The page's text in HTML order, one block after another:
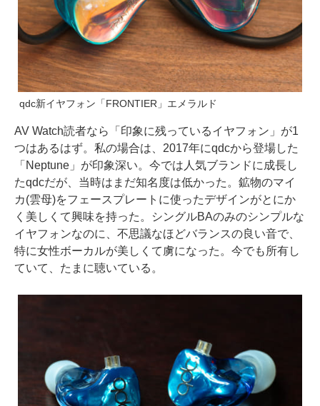
qdc新イヤフォン「FRONTIER」エメラルド
AV Watch読者なら「印象に残っているイヤフォン」が1
つはあるはず。私の場合は、2017年にqdcから登場した
「Neptune」が印象深い。今では人気ブランドに成長し
たqdcだが、当時はまだ知名度は低かった。鉱物のマイ
カ(雲母)をフェースプレートに使ったデザインがとにか
く美しくて興味を持った。シングルBAのみのシンプルな
イヤフォンなのに、不思議なほどバランスの良い音で、
特に女性ボーカルが美しくて虜になった。今でも所有し
ていて、たまに聴いている。